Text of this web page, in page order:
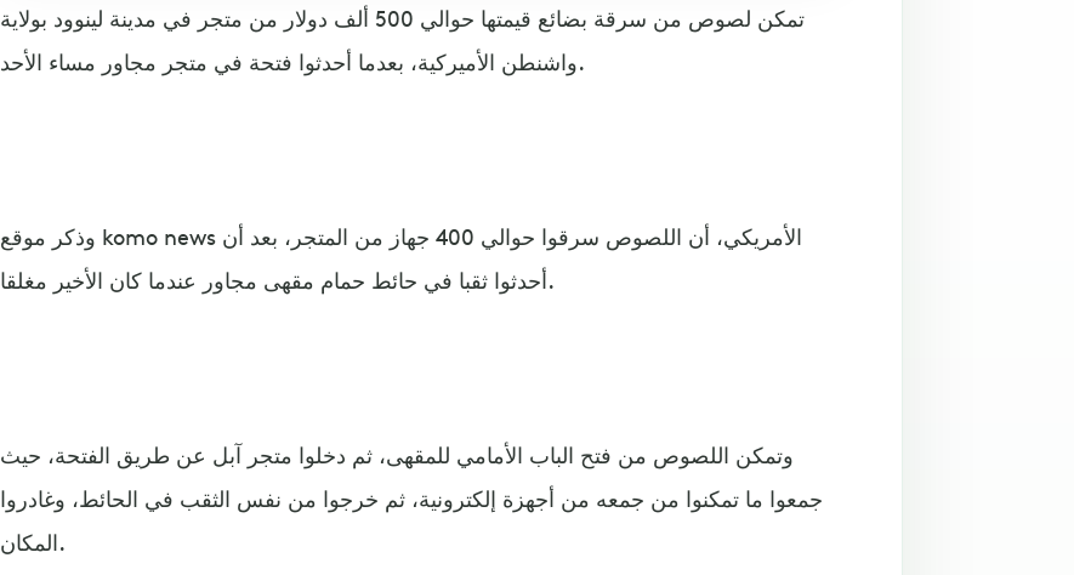
تمكن لصوص من سرقة بضائع قيمتها حوالي 500 ألف دولار من متجر في مدينة لينوود بولاية
واشنطن الأميركية، بعدما أحدثوا فتحة في متجر مجاور مساء الأحد.
وذكر موقع komo news الأمريكي، أن اللصوص سرقوا حوالي 400 جهاز من المتجر، بعد أن
أحدثوا ثقبا في حائط حمام مقهى مجاور عندما كان الأخير مغلقا.
وتمكن اللصوص من فتح الباب الأمامي للمقهى، ثم دخلوا متجر آبل عن طريق الفتحة، حيث
جمعوا ما تمكنوا من جمعه من أجهزة إلكترونية، ثم خرجوا من نفس الثقب في الحائط، وغادروا
المكان.